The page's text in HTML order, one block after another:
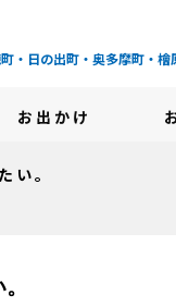
地域情報
・日の出町・奥多摩町・檜
お出かけ
い。